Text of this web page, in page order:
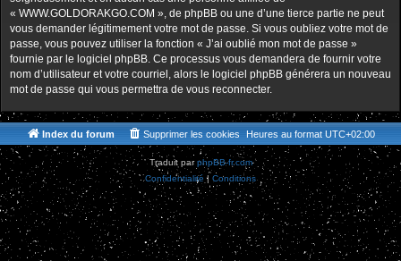
« WWW.GOLDORAKGO.COM », de phpBB ou une d’une tierce partie ne peut
vous demander légitimement votre mot de passe. Si vous oubliez votre mot de
passe, vous pouvez utiliser la fonction « J’ai oublié mon mot de passe »
fournie par le logiciel phpBB. Ce processus vous demandera de fournir votre
nom d’utilisateur et votre courriel, alors le logiciel phpBB générera un nouveau
mot de passe qui vous permettra de vous reconnecter.
Index du forum Heures au format UTC+02:00
Supprimer les cookies
Traduit parphpBB-fr.com
Confidentialité | Conditions